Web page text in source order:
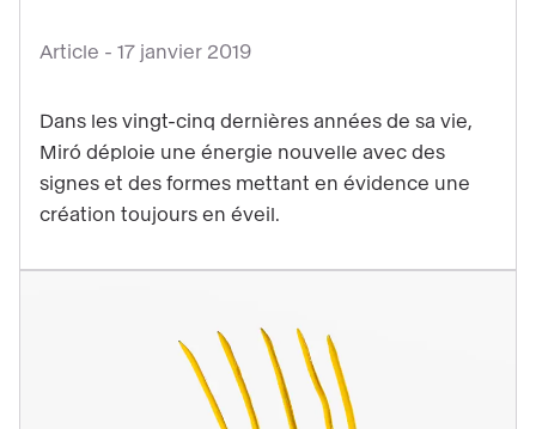
ultime
Miró
Article - 17 janvier 2019
Dans les vingt-cinq dernières années de sa vie,
Miró déploie une énergie nouvelle avec des
signes et des formes mettant en évidence une
création toujours en éveil.